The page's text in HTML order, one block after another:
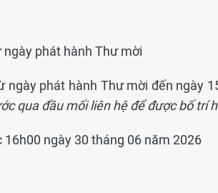
ngày phát hành Thư mời
ngày phát hành Thư mời đến ngày
qua đầu mối liên hệ để được bố trí
ngày 30 tháng 06 năm 2026